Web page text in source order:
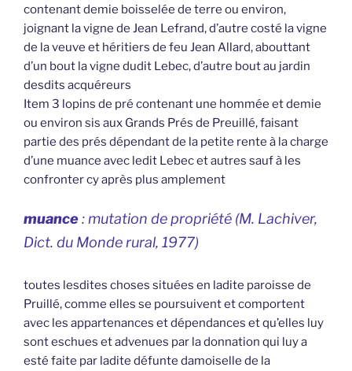
contenant demie boisselée de terre ou environ,
joignant la vigne de Jean Lefrand, d’autre costé la vigne
de la veuve et héritiers de feu Jean Allard, abouttant
d’un bout la vigne dudit Lebec, d’autre bout au jardin
desdits acquéreurs
Item 3 lopins de pré contenant une hommée et demie
ou environ sis aux Grands Prés de Preuillé, faisant
partie des prés dépendant de la petite rente à la charge
d’une muance avec ledit Lebec et autres sauf à les
confronter cy après plus amplement
muance: mutation de propriété (M. Lachiver,
Dict. du Monde rural, 1977)
toutes lesdites choses situées en ladite paroisse de
Pruillé, comme elles se poursuivent et comportent
avec les appartenances et dépendances et qu’elles luy
sont eschues et advenues par la donnation qui luy a
esté faite par ladite défunte damoiselle de la